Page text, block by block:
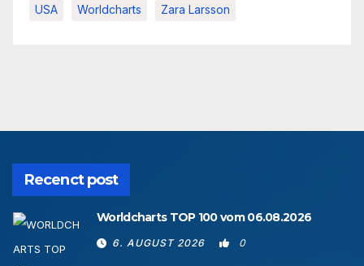
USA Worldcharts Zara Larsson
Recenct post
Worldcharts TOP 100 vom 06.08.2026
6. AUGUST 2026 0